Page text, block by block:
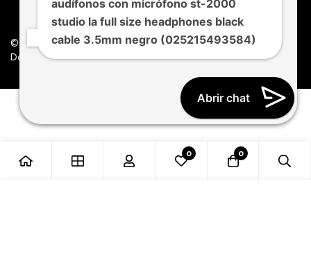
© Nemvo. Todos los derechos Reservados.
Design by Nemvo Agency
0 0
audífonos con micrófono st-2000
studio la full size headphones black
cable 3.5mm negro (025215493584)
Abrir chat